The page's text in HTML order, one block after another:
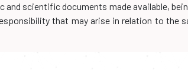
scientific documents made available,
that may arise in relation to the